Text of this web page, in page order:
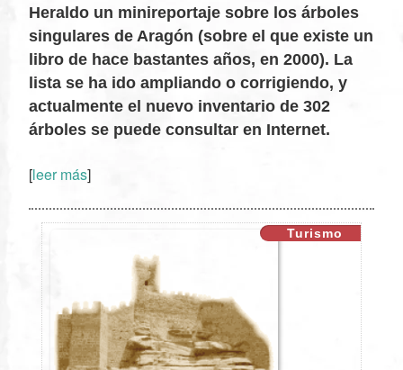
XX
Heraldo un minireportaje sobre los árboles
singulares de Aragón (sobre el que existe un
libro de hace bastantes años, en 2000). La
lista se ha ido ampliando o corrigiendo, y
actualmente el nuevo inventario de 302
árboles se puede consultar en Internet.
[leer más]
Turismo